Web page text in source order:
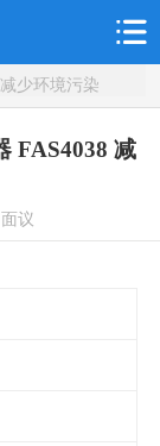
少环境污染
FAS4038 减
面议